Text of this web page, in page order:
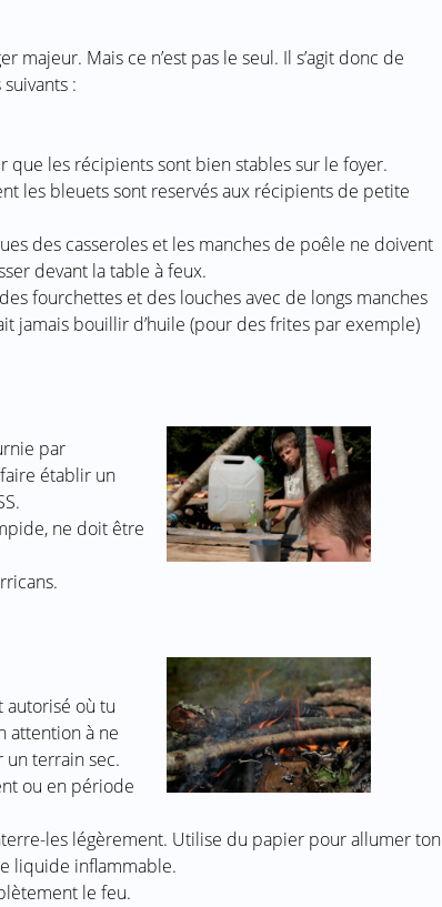
majeur. Mais ce n’est pas le seul. Il s’agit donc de
:
que les récipients sont bien stables sur le foyer.
les bleuets sont reservés aux récipients de petite
des casseroles et les manches de poêle ne doivent
devant la table à feux.
fourchettes et des louches avec de longs manches
jamais bouillir d’huile (pour des frites par exemple)
par
établir un
ne doit être
autorisé où tu
attention à ne
un terrain sec.
ou en période
les légèrement. Utilise du papier pour allumer ton
liquide inflammable.
le feu.